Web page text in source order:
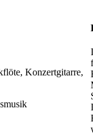
Konzertgitarre,